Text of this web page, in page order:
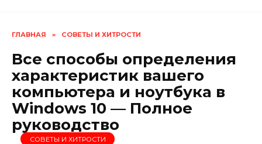
ГЛАВНАЯ » СОВЕТЫ И ХИТРОСТИ
Все способы определения
характеристик вашего
компьютера и ноутбука в
Windows 10 — Полное
руководство
СОВЕТЫ И ХИТРОСТИ